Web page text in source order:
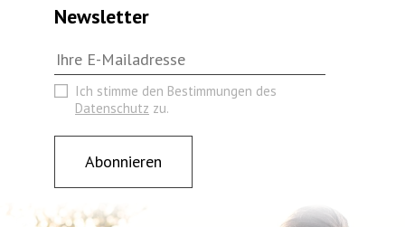
Newsletter
Ich stimme den Bestimmungen des
Datenschutz zu.
Abonnieren